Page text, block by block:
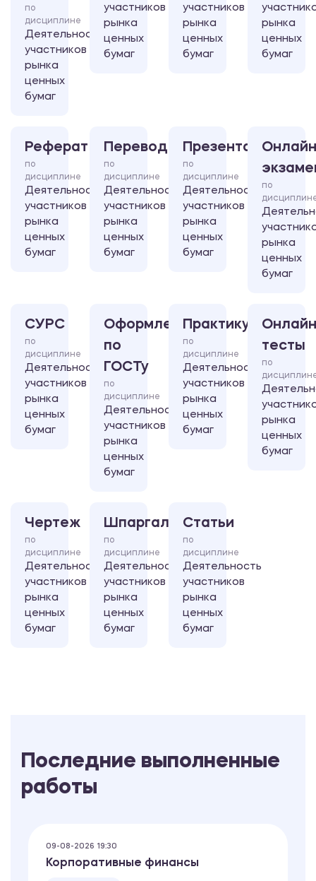
по
дисциплине
Деятельность
участников
рынка
ценных
бумаг
участников
рынка
ценных
бумаг
участников
рынка
ценных
бумаг
рынка
ценных
бумаг
Реферат
по
дисциплине
Деятельность
участников
рынка
ценных
бумаг
Перевод
по
дисциплине
Деятельность
участников
рынка
ценных
бумаг
Презентация
по
дисциплине
Деятельность
участников
рынка
ценных
бумаг
по
рынка
ценных
бумаг
СУРС
по
дисциплине
Деятельность
участников
рынка
ценных
бумаг
Оформление
по
ГОСТу
по
дисциплине
Деятельность
участников
рынка
ценных
бумаг
Практикум
по
дисциплине
Деятельность
участников
рынка
ценных
бумаг
тесты
по
рынка
ценных
бумаг
Чертеж
по
дисциплине
Деятельность
участников
рынка
ценных
бумаг
Шпаргалка
по
дисциплине
Деятельность
участников
рынка
ценных
бумаг
Статьи
по
дисциплине
Деятельность
участников
рынка
ценных
бумаг
Последние выполненные
работы
09-08-2026 19:30
Корпоративные финансы